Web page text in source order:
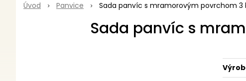
Úvod Panvice Sada panvíc s mramorovým povrchom 3
Sada panvíc s